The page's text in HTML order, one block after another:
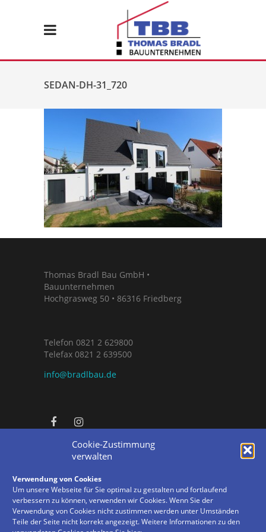
Cookie-Zustimmung
verwalten
Verwendung von Cookies
Um unsere Webseite für Sie optimal zu gestalten und fortlaufend
verbessern zu können, verwenden wir Cookies. Wenn Sie der
Verwendung von Cookies nicht zustimmen werden unter Umständen
Teile der Seite nicht korrekt angezeigt. Weitere Informationen zu den
SEDAN-DH-31_720
Thomas Bradl Bau GmbH •
Bauunternehmen
Hochgrasweg 50 • 86316 Friedberg
Telefon 0821 2 629800
Telefax 0821 2 639500
info@bradlbau.de
Imagebroschüre (PDF)
Impressum
Datenschutz
Cookie-Richtlinie (EU)
Social-Media-Datenschutz